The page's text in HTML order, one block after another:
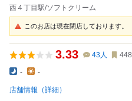
西４丁目駅/ソフトクリーム
このお店は現在閉店しております。
3.33 43人 448
- -
店舗情報（詳細）